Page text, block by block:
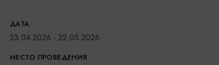
ДАТА
23.04.2026 - 22.05.2026
МЕСТО ПРОВЕДЕНИЯ